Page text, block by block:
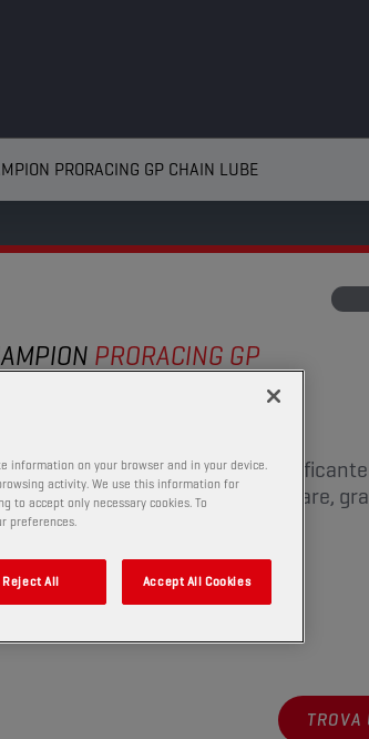
PRORACING GP CHAIN LUBE
PRORACING GP
protettive di questo
attive anche durante le gare,
di questo lubrificante.
55505
i formati e le confezioni disponibili
TROVA
information on your browser and in your device.
activity. We use this information for
to accept only necessary cookies. To
preferences.
Reject All Accept All Cookies